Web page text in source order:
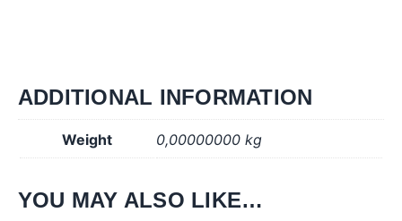
ADDITIONAL INFORMATION
Weight 0,00000000 kg
YOU MAY ALSO LIKE…